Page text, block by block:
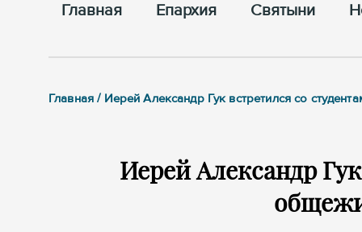
Главная Епархия Cвятыни
Главная / Иерей Александр Гук встретился со
Иерей Александр